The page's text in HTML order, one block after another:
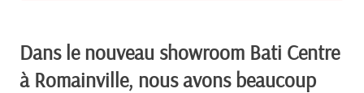
Dans le nouveau showroom Bati Centre
à Romainville, nous avons beaucoup